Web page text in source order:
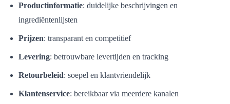
Productinformatie: duidelijke beschrijvingen en
ingrediëntenlijsten
Prijzen: transparant en competitief
Levering: betrouwbare levertijden en tracking
Retourbeleid: soepel en klantvriendelijk
Klantenservice: bereikbaar via meerdere kanalen